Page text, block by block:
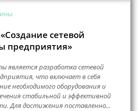
сетевой
предприятия»
является разработка сетевой
что включает в себя
необходимого оборудования и
стабильной и эффективной
Для достижения поставленно...